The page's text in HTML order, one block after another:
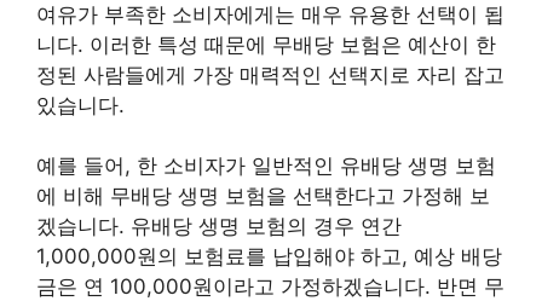
여유가 부족한 소비자에게는 매우 유용한 선택이 됩
니다. 이러한 특성 때문에 무배당 보험은 예산이 한
정된 사람들에게 가장 매력적인 선택지로 자리 잡고
있습니다.
예를 들어, 한 소비자가 일반적인 유배당 생명 보험
에 비해 무배당 생명 보험을 선택한다고 가정해 보
겠습니다. 유배당 생명 보험의 경우 연간
1,000,000원의 보험료를 납입해야 하고, 예상 배당
금은 연 100,000원이라고 가정하겠습니다. 반면 무